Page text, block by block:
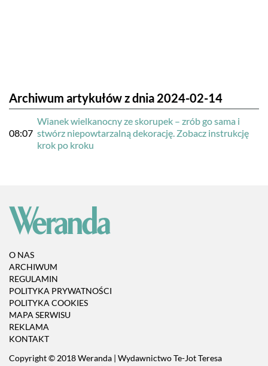
Archiwum artykułów z dnia 2024-02-14
08:07
Wianek wielkanocny ze skorupek – zrób go sama i
stwórz niepowtarzalną dekorację. Zobacz instrukcję
krok po kroku
O NAS
ARCHIWUM
REGULAMIN
POLITYKA PRYWATNOŚCI
POLITYKA COOKIES
MAPA SERWISU
REKLAMA
KONTAKT
Copyright © 2018 Weranda | Wydawnictwo Te-Jot Teresa